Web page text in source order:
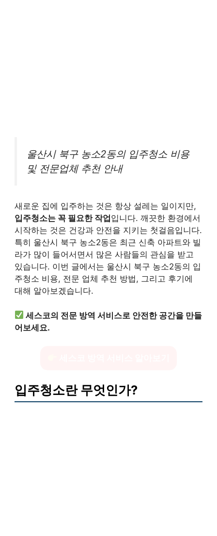
울산시 북구 농소2동의 입주청소 비용
및 전문업체 추천 안내
새로운 집에 입주하는 것은 항상 설레는 일이지만,
입주청소는 꼭 필요한 작업 입니다. 깨끗한 환경에서
시작하는 것은 건강과 안전을 지키는 첫걸음입니다.
특히 울산시 북구 농소2동은 최근 신축 아파트와 빌
라가 많이 들어서면서 많은 사람들의 관심을 받고
있습니다. 이번 글에서는 울산시 북구 농소2동의 입
주청소 비용, 전문 업체 추천 방법, 그리고 후기에
대해 알아보겠습니다.
세스코의 전문 방역 서비스로 안전한 공간을 만들
어보세요.
입주청소란 무엇인가?